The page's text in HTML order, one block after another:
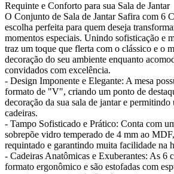
Requinte e Conforto para sua Sala de Jantar
O Conjunto de Sala de Jantar Safira com 6
escolha perfeita para quem deseja
momentos especiais. Unindo sofisticação e
traz um toque que flerta com o clássico e o
decoração do seu ambiente enquanto
convidados com excelência.
- Design Imponente e Elegante: A mesa
formato de "V", criando um ponto de
decoração da sua sala de jantar e
cadeiras.
- Tampo Sofisticado e Prático: Conta com
sobrepõe vidro temperado de 4 mm ao
requintado e garantindo muita facilidade na
- Cadeiras Anatômicas e Exuberantes: As 6
formato ergonômico e são estofadas com